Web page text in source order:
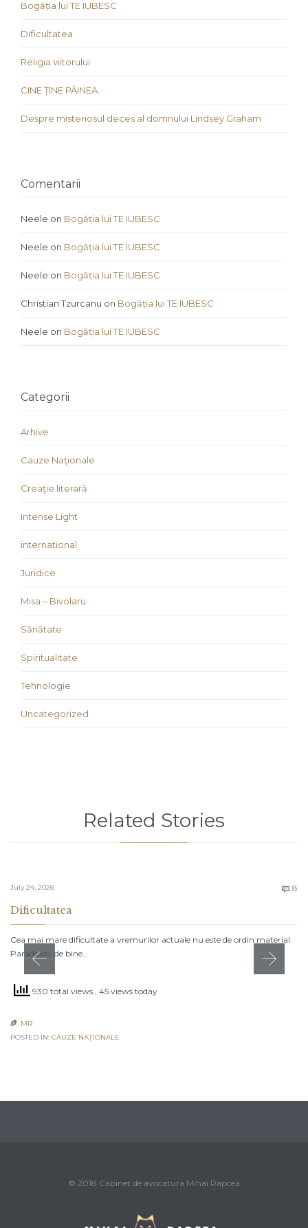
Bogăția lui TE IUBESC
Dificultatea
Religia viitorului
CINE ȚINE PÂINEA
Despre misteriosul deces al domnului Lindsey Graham
Comentarii
Neele on Bogăția lui TE IUBESC
Neele on Bogăția lui TE IUBESC
Neele on Bogăția lui TE IUBESC
Christian Tzurcanu on Bogăția lui TE IUBESC
Neele on Bogăția lui TE IUBESC
Categorii
Arhive
Cauze Naţionale
Creaţie literară
Intense Light
international
Juridice
Misa – Bivolaru
Sănătate
Spiritualitate
Tehnologie
Uncategorized
Related Stories
July 24, 2026  8
Dificultatea
Cea mai mare dificultate a vremurilor actuale nu este de ordin material.
Paradoxal, de bine…
930 total views , 45 views today
 MR
POSTED IN: CAUZE NAŢIONALE
© 2018 Cabinet de avocatura Mihai Rapcea